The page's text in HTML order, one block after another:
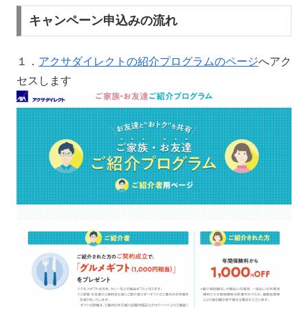
キャンペーン申込みの流れ
１． アクサダイレクトの紹介プログラムのページへアク
セスします